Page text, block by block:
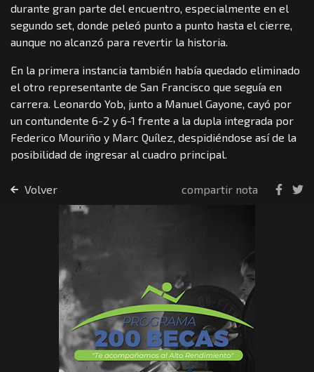
durante gran parte del encuentro, especialmente en el
segundo set, donde peleó punto a punto hasta el cierre,
aunque no alcanzó para revertir la historia.
En la primera instancia también había quedado eliminado
el otro representante de San Francisco que seguía en
carrera. Leonardo Yob, junto a Manuel Gayone, cayó por
un contundente 6-2 y 6-1 frente a la dupla integrada por
Federico Mouriño y Marc Quílez, despidiéndose así de la
posibilidad de ingresar al cuadro principal.
Volver compartir nota